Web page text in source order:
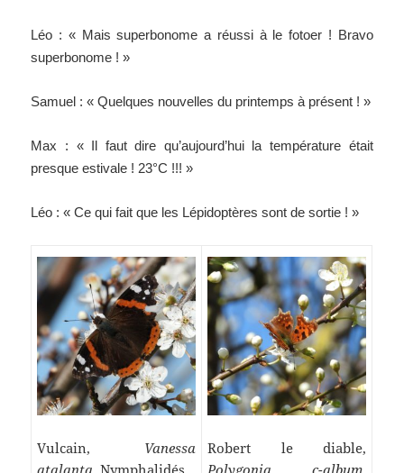
Léo : « Mais superbonome a réussi à le fotoer ! Bravo
superbonome ! »
Samuel : « Quelques nouvelles du printemps à présent ! »
Max : « Il faut dire qu’aujourd’hui la température était
presque estivale ! 23°C !!! »
Léo : « Ce qui fait que les Lépidoptères sont de sortie ! »
Vulcain, Vanessa
Robert le diable,